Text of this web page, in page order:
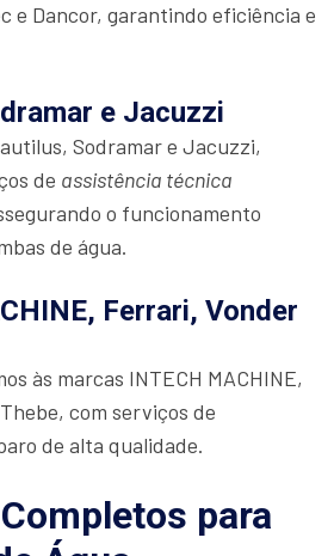
e Dancor, garantindo eficiência e
e Jacuzzi
Sodramar e Jacuzzi,
de assistência técnica
o funcionamento
de água.
Ferrari, Vonder
às marcas INTECH MACHINE,
com serviços de
de alta qualidade.
para